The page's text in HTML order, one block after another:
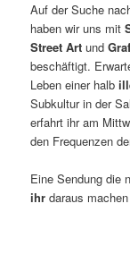
Auf der Suche
haben wir uns mit
Street Art und
beschäftigt.
Leben einer halb
Subkultur in der
erfahrt ihr am
den Frequenzen
Eine Sendung die
ihr daraus